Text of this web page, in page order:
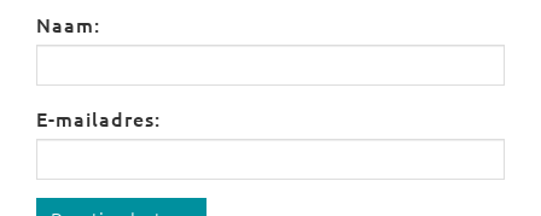
Naam:
E-mailadres: